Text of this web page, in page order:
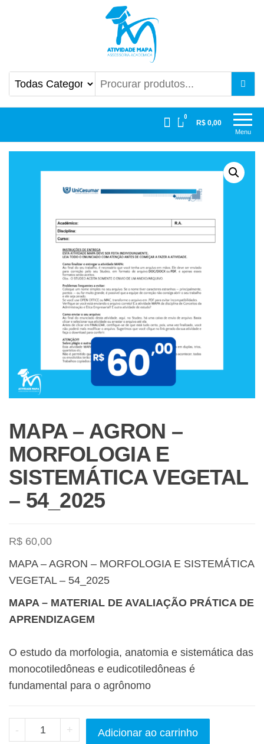
Atividade Mapa Mapa UniCesumar
Menu
0
R$ 0,00
MAPA – AGRON –
MORFOLOGIA E
SISTEMÁTICA VEGETAL
– 54_2025
R$ 60,00
MAPA – AGRON – MORFOLOGIA E SISTEMÁTICA
VEGETAL – 54_2025
MAPA – MATERIAL DE AVALIAÇÃO PRÁTICA DE
APRENDIZAGEM
O estudo da morfologia, anatomia e sistemática das
monocotiledôneas e eudicotiledôneas é
fundamental para o agrônomo
- + Adicionar ao carrinho